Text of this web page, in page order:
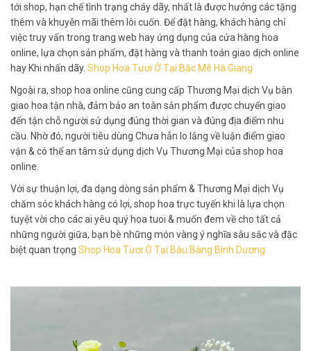
tới shop, hạn chế tình trạng cháy dãy, nhất là được hưởng các tặng
thêm và khuyễn mãi thêm lôi cuốn. Để đặt hàng, khách hàng chỉ
việc truy vấn trong trang web hay ứng dụng của cửa hàng hoa
online, lựa chọn sản phẩm, đặt hàng và thanh toán giao dịch online
hay Khi nhấn dãy. Shop Hoa Tươi Ở Tại Bắc Mê Hà Giang
Ngoài ra, shop hoa online cũng cung cấp Thương Mại dịch Vụ bàn
giao hoa tận nhà, đảm bảo an toàn sản phẩm được chuyển giao
đến tận chỗ người sử dụng đúng thời gian và đúng địa điểm nhu
cầu. Nhờ đó, người tiêu dùng Chưa hẳn lo lắng về luận điểm giao
vận & có thể an tâm sử dụng dịch Vụ Thương Mại của shop hoa
online.
Với sự thuận lợi, đa dạng dòng sản phẩm & Thương Mại dịch Vụ
chăm sóc khách hàng có lợi, shop hoa trực tuyến khi là lựa chọn
tuyệt vời cho các ai yêu quý hoa tuoi & muốn đem về cho tất cả
những người giữa, bạn bè những món vàng ý nghĩa sâu sắc và đặc
biệt quan trọng Shop Hoa Tươi Ở Tại Bàu Bàng Bình Dương